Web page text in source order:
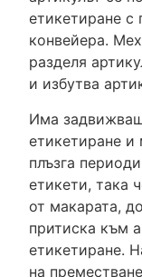
етикетиране с
конвейера.
разделя
и избутва
Има
етикетиране
плъзга
етикети, така
от макарата,
притиска към
етикетиране.
на